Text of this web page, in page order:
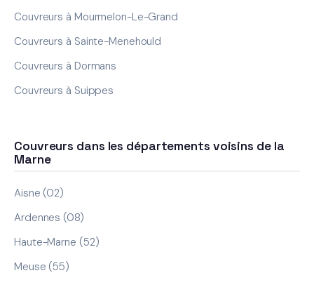
Couvreurs à Mourmelon-Le-Grand
Couvreurs à Sainte-Menehould
Couvreurs à Dormans
Couvreurs à Suippes
Couvreurs dans les départements voisins de la
Marne
Aisne (02)
Ardennes (08)
Haute-Marne (52)
Meuse (55)